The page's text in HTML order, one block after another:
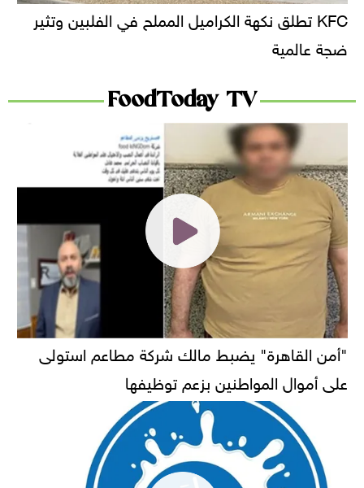
KFC تطلق نكهة الكراميل المملح في الفلبين وتثير
ضجة عالمية
FoodToday TV
"أمن القاهرة" يضبط مالك شركة مطاعم استولى
على أموال المواطنين بزعم توظيفها